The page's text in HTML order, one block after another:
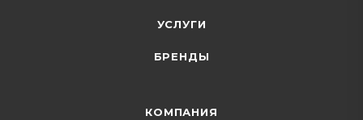
УСЛУГИ
БРЕНДЫ
КОМПАНИЯ